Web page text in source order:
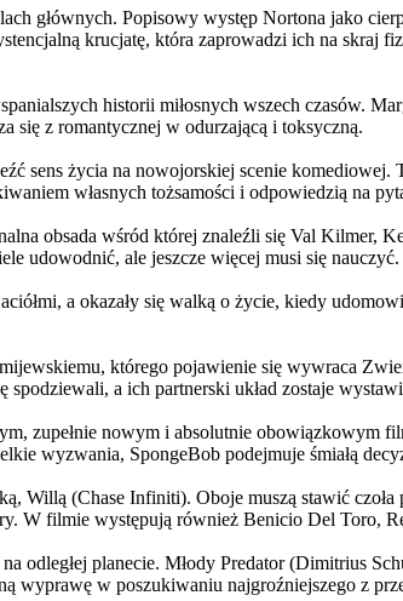
głównych. Popisowy występ Nortona jako
krucjatę, która zaprowadzi ich na skraj
historii miłosnych wszech czasów.
się z romantycznej w odurzającą i toksyczną.
sens życia na nowojorskiej scenie komediowej.
własnych tożsamości i odpowiedzią na
obsada wśród której znaleźli się Val Kilmer,
udowodnić, ale jeszcze więcej musi się nauczyć.
a okazały się walką o życie, kiedy
którego pojawienie się wywraca
a ich partnerski układ zostaje
zupełnie nowym i absolutnie obowiązkowym
wyzwania, SpongeBob podejmuje śmiałą
(Chase Infiniti). Oboje muszą stawić czoła
W filmie występują również Benicio Del Toro,
odległej planecie. Młody Predator (Dimitrius
wyprawę w poszukiwaniu najgroźniejszego z